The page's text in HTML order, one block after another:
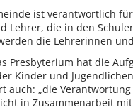
ist verantwortlich
Lehrer, die in den
die Lehrerinnen
Presbyterium hat die
Kinder und
auch: „die
in Zusammenarbeit mit